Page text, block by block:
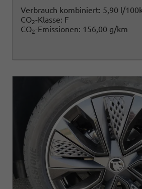
Verbrauch kombiniert: 5,90 l/
CO2-Klasse: F
CO2-Emissionen: 156,00 g/km